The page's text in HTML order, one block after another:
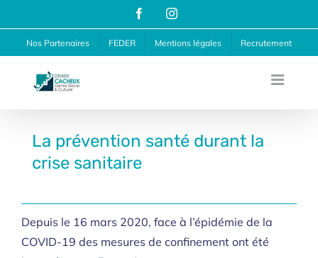
au
contenu
FacebookInstagram
Nos Partenaires FEDER Mentions légales Recrutement
La prévention santé durant la
crise sanitaire
Depuis le 16 mars 2020, face à l’épidémie de la
COVID-19 des mesures de confinement ont été